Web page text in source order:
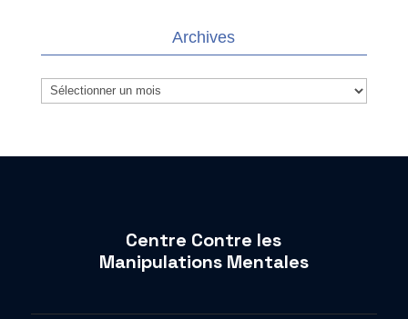
Archives
Archives
Centre Contre les
Manipulations Mentales